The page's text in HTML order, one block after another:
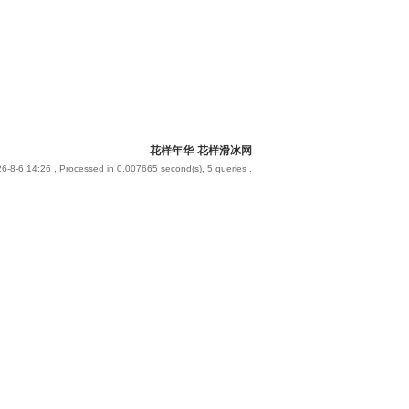
花样年华-花样滑冰网
8-6 14:26 , Processed in 0.007665 second(s), 5 queries .